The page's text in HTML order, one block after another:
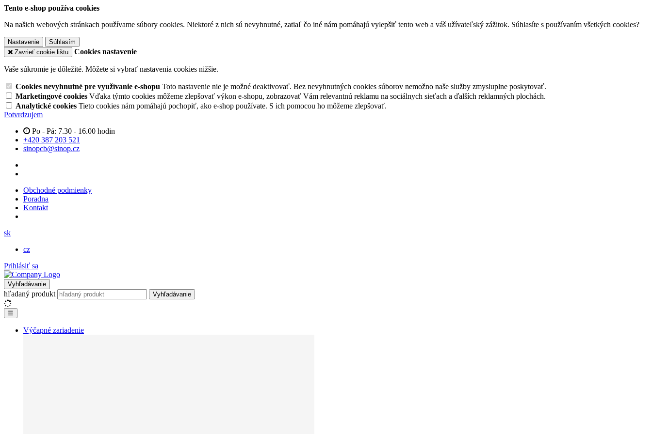
Tento e-shop používa cookies
Na našich webových stránkach používame súbory cookies. Niektoré z nich sú nevyhnutné, zatiaľ čo iné nám pomáhajú vylepšiť tento web a váš užívateľský zážitok. Súhlasíte s používaním všetkých cookies?
Nastavenie
Súhlasím
Zavrieť cookie lištu
Cookies nastavenie
Vaše súkromie je dôležité. Môžete si vybrať nastavenia cookies nižšie.
Cookies nevyhnutné pre využívanie e-shopu Toto nastavenie nie je možné deaktivovať. Bez nevyhnutných cookies súborov nemožno naše služby zmysluplne poskytovať.
Marketingové cookies Vďaka týmto cookies môžeme zlepšovať výkon e-shopu, zobrazovať Vám relevantnú reklamu na sociálnych sieťach a ďalších reklamných plochách.
Analytické cookies Tieto cookies nám pomáhajú pochopiť, ako e-shop používate. S ich pomocou ho môžeme zlepšovať.
Potvrdzujem
Po - Pá: 7.30 - 16.00 hodin
+420 387 203 521
sinopcb@sinop.cz
Obchodné podmienky
Poradna
Kontakt
sk
cz
Prihlásiť sa
Vyhľadávanie
hľadaný produkt Vyhľadávanie
☰
Výčapné zariadenie